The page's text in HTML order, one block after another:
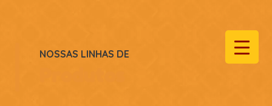
NOSSAS LINHAS DE